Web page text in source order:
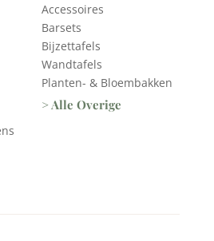
Accessoires
Barsets
Bijzettafels
Wandtafels
Planten- & Bloembakken
> Alle Overige